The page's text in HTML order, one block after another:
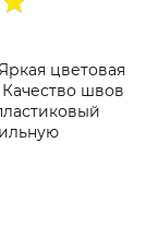
цветовая
швов